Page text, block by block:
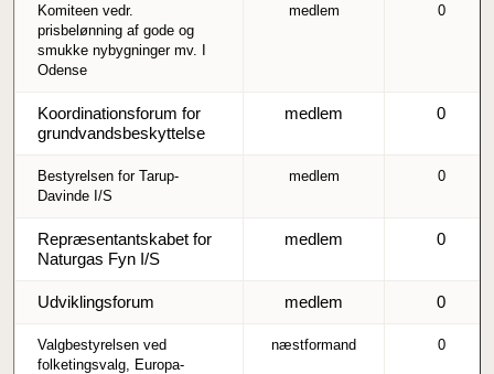
Komiteen vedr.
prisbelønning af gode og
smukke nybygninger mv. I
Odense
medlem 0
Koordinationsforum for
grundvandsbeskyttelse
medlem 0
Bestyrelsen for Tarup-
Davinde I/S
medlem 0
Repræsentantskabet for
Naturgas Fyn I/S
medlem 0
Udviklingsforum medlem 0
Valgbestyrelsen ved
folketingsvalg, Europa-
næstformand 0